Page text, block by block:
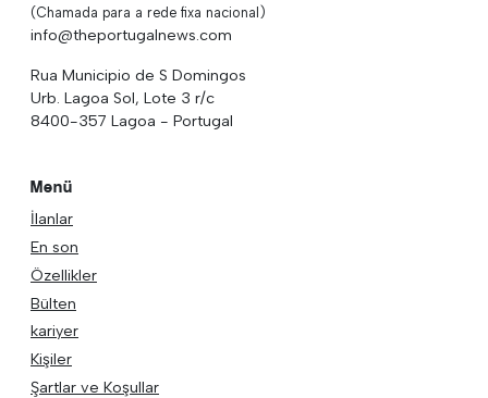
(Chamada para a rede fixa nacional)
info@theportugalnews.com
Rua Municipio de S Domingos
Urb. Lagoa Sol, Lote 3 r/c
8400-357 Lagoa - Portugal
Menü
İlanlar
En son
Özellikler
Bülten
kariyer
Kişiler
Şartlar ve Koşullar